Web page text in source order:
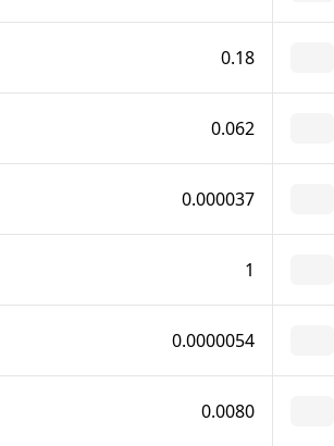
0.18
0.062
0.000037
1
0.0000054
0.0080